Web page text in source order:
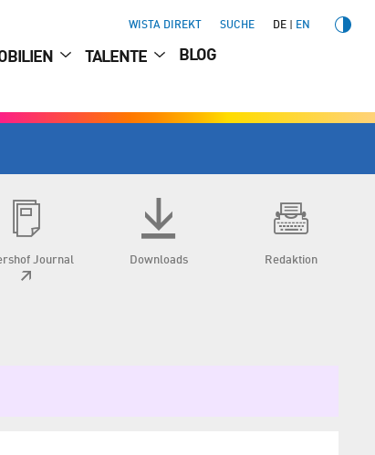
WISTA DIREKT SUCHE DE EN
TALENTE BLOG
Journal Downloads Redaktion